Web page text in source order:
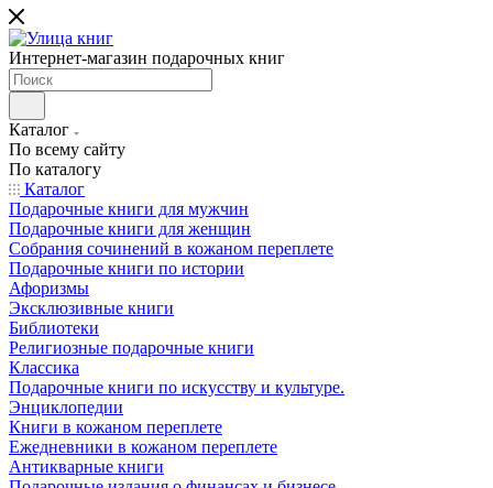
Интернет-магазин подарочных книг
Каталог
По всему сайту
По каталогу
Каталог
Подарочные книги для мужчин
Подарочные книги для женщин
Собрания сочинений в кожаном переплете
Подарочные книги по истории
Афоризмы
Эксклюзивные книги
Библиотеки
Религиозные подарочные книги
Классика
Подарочные книги по искусству и культуре.
Энциклопедии
Книги в кожаном переплете
Ежедневники в кожаном переплете
Антикварные книги